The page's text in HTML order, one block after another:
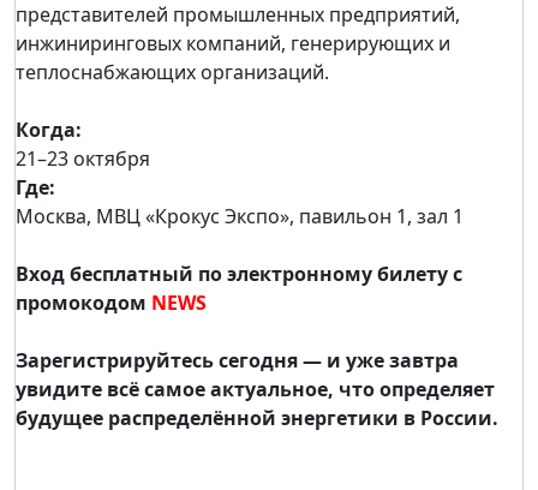
представителей промышленных предприятий,
инжиниринговых компаний, генерирующих и
теплоснабжающих организаций.
Когда:
21–23 октября
Где:
Москва, МВЦ «Крокус Экспо», павильон 1, зал 1
Вход бесплатный по электронному билету с
промокодом NEWS
Зарегистрируйтесь сегодня — и уже завтра
увидите всё самое актуальное, что определяет
будущее распределённой энергетики в России.